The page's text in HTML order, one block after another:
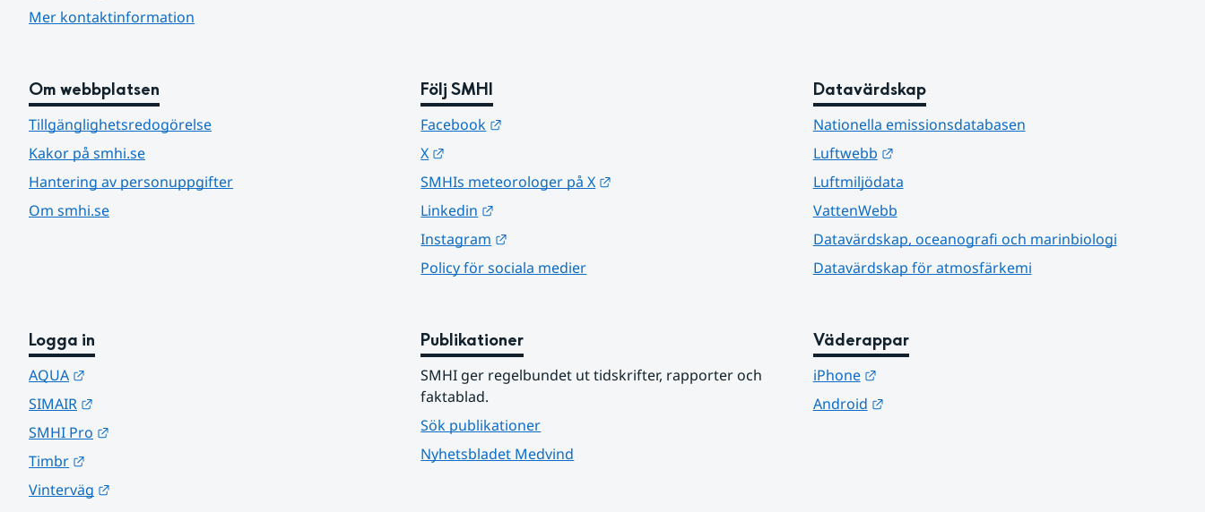
Mer kontaktinformation
Om webbplatsen
Tillgänglighetsredogörelse
Kakor på smhi.se
Hantering av personuppgifter
Om smhi.se
Följ SMHI
Facebook
X
SMHIs meteorologer på X
Linkedin
Instagram
Policy för sociala medier
Datavärdskap
Nationella emissionsdatabasen
Luftwebb
Länk till annan webbplats.
Luftmiljödata
VattenWebb
Datavärdskap, oceanografi och marinbiologi
Datavärdskap för atmosfärkemi
Logga in
AQUA
SIMAIR
SMHI Pro
Timbr
Vinterväg
Publikationer
SMHI ger regelbundet ut tidskrifter, rapporter och
faktablad.
Sök publikationer
Nyhetsbladet Medvind
Väderappar
iPhone
Länk till annan webbplats.
Android
Länk till annan webbplats.